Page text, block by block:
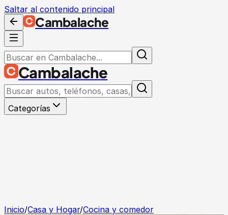
Saltar al contenido principal
Cambalache
Cambalache
Categorías
Inicio/Casa y Hogar/Cocina y comedor